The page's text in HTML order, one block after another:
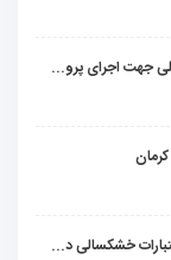
تخصیص اعتبارات ارزش افزوده، استانی و ملی جهت اجرای پروژه‌های عمرانی در شهرستان گنبکی
مدیرکل امور عشایر کرمان خواستار افزایش اعتبارات خشکسالی در سال جدید شد